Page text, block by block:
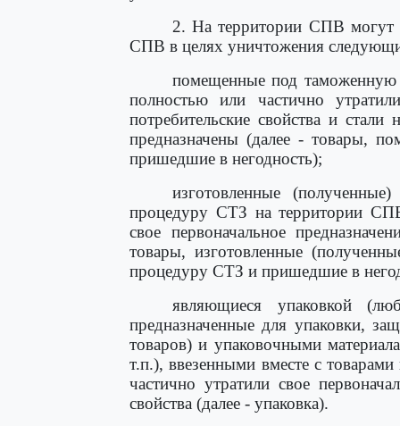
2. На территории СПВ могут
СПВ в целях уничтожения
помещенные под
полностью или частично
потребительские свойства и
предназначены (далее - товары,
пришедшие в негодность);
изготовленные
процедуру СТЗ на территории
свое первоначальное
товары, изготовленные
процедуру СТЗ и пришедшие в
являющиеся упаковкой
предназначенные для упаковки,
товаров) и упаковочными
т.п.), ввезенными вместе с
частично утратили свое
свойства (далее - упаковка).